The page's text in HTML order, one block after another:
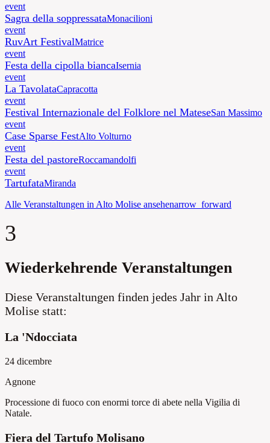
event
Sagra della soppressataMonacilioni
event
RuvArt FestivalMatrice
event
Festa della cipolla biancaIsernia
event
La TavolataCapracotta
event
Festival Internazionale del Folklore nel MateseSan Massimo
event
Case Sparse FestAlto Volturno
event
Festa del pastoreRoccamandolfi
event
TartufataMiranda
Alle Veranstaltungen in Alto Molise ansehenarrow_forward
3
Wiederkehrende Veranstaltungen
Diese Veranstaltungen finden jedes Jahr in Alto
Molise statt:
La 'Ndocciata
24 dicembre
Agnone
Processione di fuoco con enormi torce di abete nella Vigilia di
Natale.
Fiera del Tartufo Molisano